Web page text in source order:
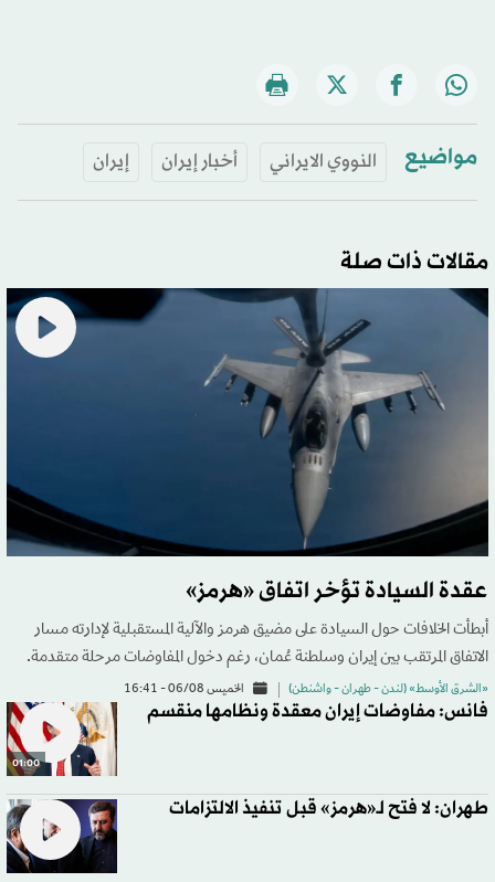
مواضيع النووي الايراني أخبار إيران إيران
مقالات ذات صلة
عقدة السيادة تؤخر اتفاق «هرمز»
أبطأت الخلافات حول السيادة على مضيق هرمز والآلية المستقبلية لإدارته مسار
الاتفاق المرتقب بين إيران وسلطنة عُمان، رغم دخول المفاوضات مرحلة متقدمة.
«الشرق الأوسط» (لندن - طهران - واشنطن) الخميس 06/08 - 16:41
01:00
فانس: مفاوضات إيران معقدة ونظامها منقسم
طهران: لا فتح لـ«هرمز» قبل تنفيذ الالتزامات